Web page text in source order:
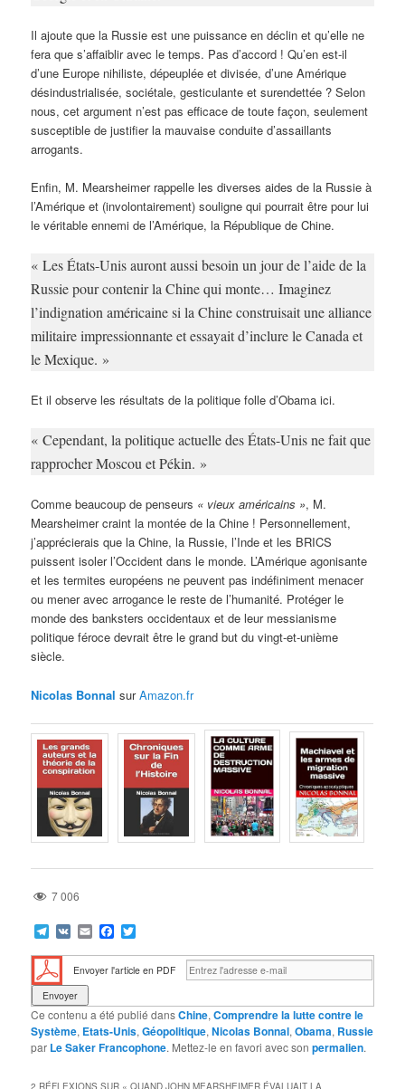
Il ajoute que la Russie est une puissance en déclin et qu’elle ne
fera que s’affaiblir avec le temps. Pas d’accord ! Qu’en est-il
d’une Europe nihiliste, dépeuplée et divisée, d’une Amérique
désindustrialisée, sociétale, gesticulante et surendettée ? Selon
nous, cet argument n’est pas efficace de toute façon, seulement
susceptible de justifier la mauvaise conduite d’assaillants
arrogants.
Enfin, M. Mearsheimer rappelle les diverses aides de la Russie à
l’Amérique et (involontairement) souligne qui pourrait être pour lui
le véritable ennemi de l’Amérique, la République de Chine.
« Les États-Unis auront aussi besoin un jour de l’aide de la
Russie pour contenir la Chine qui monte… Imaginez
l’indignation américaine si la Chine construisait une alliance
militaire impressionnante et essayait d’inclure le Canada et
le Mexique. »
Et il observe les résultats de la politique folle d’Obama ici.
« Cependant, la politique actuelle des États-Unis ne fait que
rapprocher Moscou et Pékin. »
Comme beaucoup de penseurs « vieux américains », M.
Mearsheimer craint la montée de la Chine ! Personnellement,
j’apprécierais que la Chine, la Russie, l’Inde et les BRICS
puissent isoler l’Occident dans le monde. L’Amérique agonisante
et les termites européens ne peuvent pas indéfiniment menacer
ou mener avec arrogance le reste de l’humanité. Protéger le
monde des banksters occidentaux et de leur messianisme
politique féroce devrait être le grand but du vingt-et-unième
siècle.
Nicolas Bonnal surAmazon.fr
7 006
Telegram
VK EmailFacebook
Envoyer l'article en PDF
Ce contenu a été publié dansChine,Comprendre la lutte contre le
Système, Etats-Unis,Géopolitique,Nicolas Bonnal,Obama, Russie
par Le Saker Francophone. Mettez-le en favori avec sonpermalien.